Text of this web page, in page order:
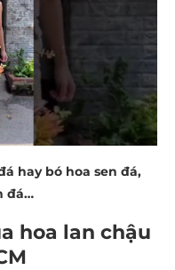
hay bó hoa sen đá,
đá…
hoa lan chậu